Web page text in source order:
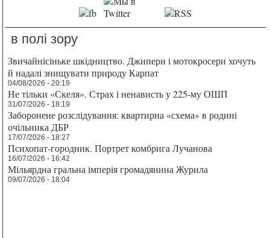
в полі зору
Звичайнісіньке шкідництво. Джипери і мотокросери хочуть
й надалі знищувати природу Карпат
04/08/2026 - 20:19
Не тільки «Скеля». Страх і ненависть у 225-му ОШП
31/07/2026 - 18:19
Заборонене розслідування: квартирна «схема» в родині
очільника ДБР
17/07/2026 - 18:27
Психопат-городник. Портрет комбрига Лучанова
16/07/2026 - 16:42
Мільярдна гральна імперія громадянина Журила
09/07/2026 - 18:04